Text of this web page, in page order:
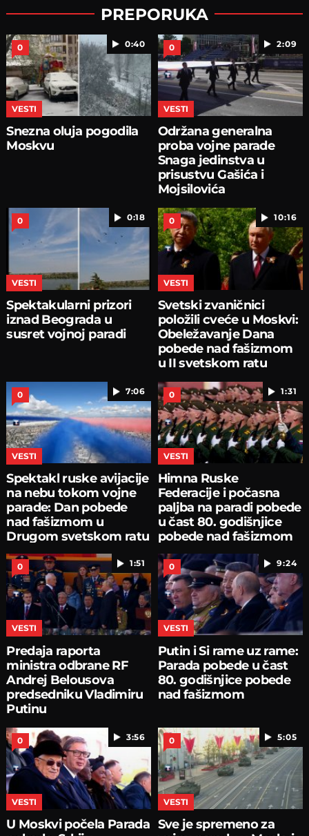
PREPORUKA
0:40
0
VESTI
Snezna oluja pogodila
Moskvu
2:09
0
VESTI
Održana generalna
proba vojne parade
Snaga jedinstva u
prisustvu Gašića i
Mojsilovića
0:18
0
VESTI
Spektakularni prizori
iznad Beograda u
susret vojnoj paradi
10:16
0
VESTI
Svetski zvaničnici
položili cveće u Moskvi:
Obeležavanje Dana
pobede nad fašizmom
u II svetskom ratu
7:06
0
VESTI
Spektakl ruske avijacije
na nebu tokom vojne
parade: Dan pobede
nad fašizmom u
Drugom svetskom ratu
1:31
0
VESTI
Himna Ruske
Federacije i počasna
paljba na paradi pobede
u čast 80. godišnjice
pobede nad fašizmom
1:51
0
VESTI
Predaja raporta
ministra odbrane RF
Andrej Belousova
predsedniku Vladimiru
Putinu
9:24
0
VESTI
Putin i Si rame uz rame:
Parada pobede u čast
80. godišnjice pobede
nad fašizmom
3:56
0
VESTI
U Moskvi počela Parada
5:05
0
VESTI
Sve je spremeno za